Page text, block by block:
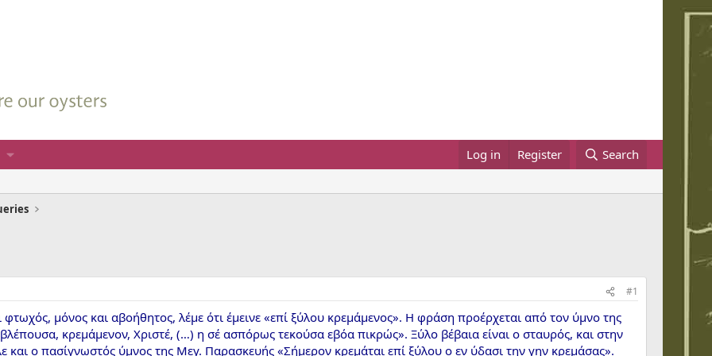
Log in Register Search
#1
φτωχός, μόνος και αβοήθητος, λέμε ότι έμεινε «επί ξύλου κρεμάμενος». Η φράση προέρχεται από τον ύμνο της
κρεμάμενον, Χριστέ, (…) η σέ ασπόρως τεκούσα εβόα πικρώς». Ξύλο βέβαια είναι ο σταυρός, και στην
και ο πασίγνωστός ύμνος της Μεγ. Παρασκευής «Σήμερον κρεμάται επί ξύλου ο εν ύδασι την γην κρεμάσας».